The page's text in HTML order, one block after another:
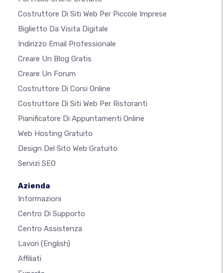
Costruttore Di Siti Web Per Piccole Imprese
Biglietto Da Visita Digitale
Indirizzo Email Professionale
Creare Un Blog Gratis
Creare Un Forum
Costruttore Di Corsi Online
Costruttore Di Siti Web Per Ristoranti
Pianificatore Di Appuntamenti Online
Web Hosting Gratuito
Design Del Sito Web Gratuito
Servizi SEO
Azienda
Informazioni
Centro Di Supporto
Centro Assistenza
Lavori (English)
Affiliati